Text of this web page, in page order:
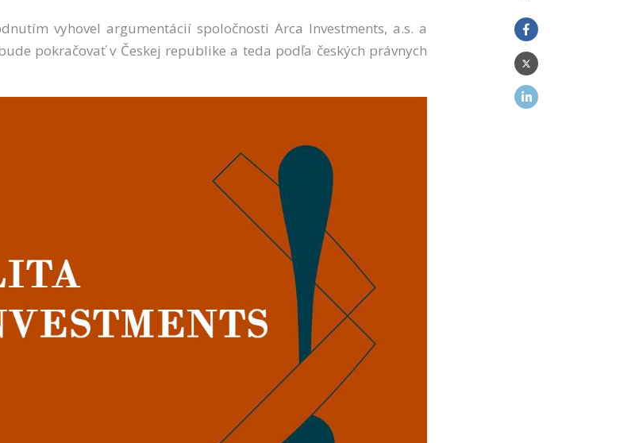
vyhovel argumentácií spoločnosti Arca Investments, a.s. a
pokračovať v Českej republike a teda podľa českých právnych